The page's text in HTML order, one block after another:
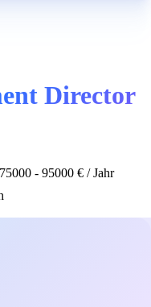
Director
75000 - 95000 € / Jahr